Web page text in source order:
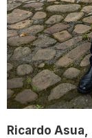
Ricardo Asua,